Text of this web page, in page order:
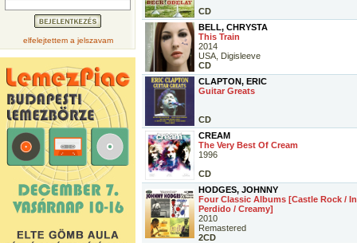
elfelejtettem a jelszavam
CD
BELL, CHRYSTA
This Train
2014
USA, Digisleeve
CD
CLAPTON, ERIC
Guitar Greats
CD
CREAM
The Very Best Of Cream
1996
CD
HODGES, JOHNNY
Four Classic Albums [Castle Rock /
Perdido / Creamy]
2010
Remastered
2CD